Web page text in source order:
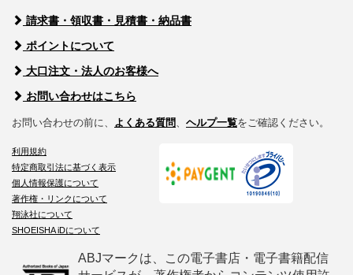
請求書・領収書・見積書・納品書
ポイントについて
大口注文・法人のお客様へ
お問い合わせはこちら
お問い合わせの前に、 よくある質問、 ヘルプ一覧をご確認ください。
利用規約
特定商取引法に基づく表示
個人情報保護について
著作権・リンクについて
翔泳社について
SHOEISHA iDについて
ABJマークは、この電子書店・電子書籍配信